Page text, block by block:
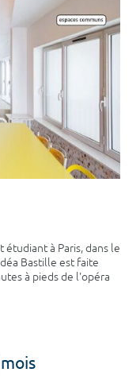
étudiant à Paris, dans le
Bastille est faite
à pieds de l'opéra